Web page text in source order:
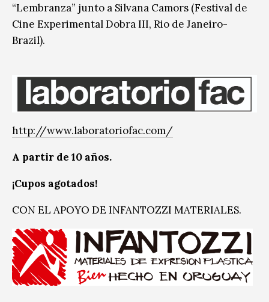
“Lembranza” junto a Silvana Camors (Festival de
Cine Experimental Dobra III, Rio de Janeiro-
Brazil).
http://www.laboratoriofac.com/
A partir de 10 años.
¡Cupos agotados!
CON EL APOYO DE INFANTOZZI MATERIALES.